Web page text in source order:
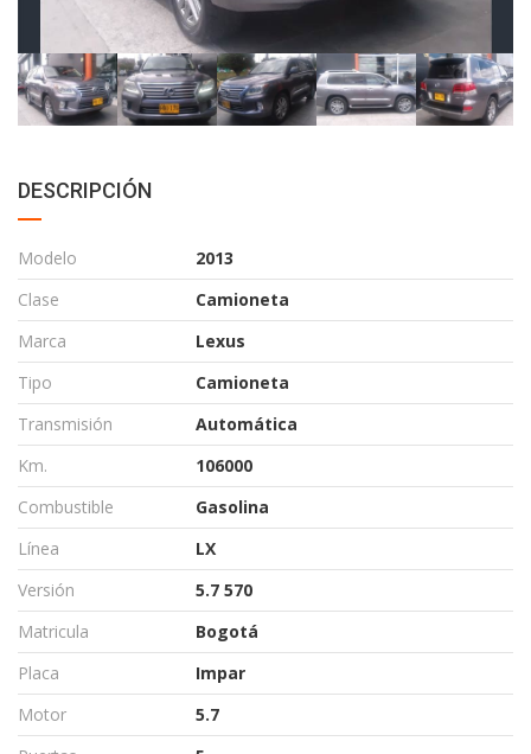
DESCRIPCIÓN
Modelo
2013
Clase
Camioneta
Marca
Lexus
Tipo
Camioneta
Transmisión
Automática
Km.
106000
Combustible
Gasolina
Línea
LX
Versión
5.7 570
Matricula
Bogotá
Placa
Impar
Motor
5.7